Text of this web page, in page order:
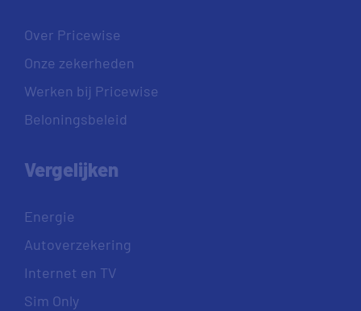
Over Pricewise
Onze zekerheden
Werken bij Pricewise
Beloningsbeleid
Vergelijken
Energie
Autoverzekering
Internet en TV
Sim Only